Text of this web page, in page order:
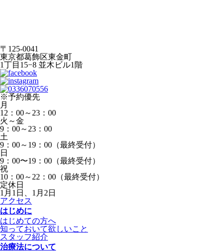
〒125-0041
東京都葛飾区東金町
1丁目15−8 並木ビル1階
※予約優先
月
12：00～23：00
火～金
9：00～23：00
土
9：00～19：00（最終受付）
日
9：00〜19：00（最終受付）
祝
10：00～22：00（最終受付）
定休日
1月1日、1月2日
アクセス
はじめに
はじめての方へ
知っておいて欲しいこと
スタッフ紹介
治療法について